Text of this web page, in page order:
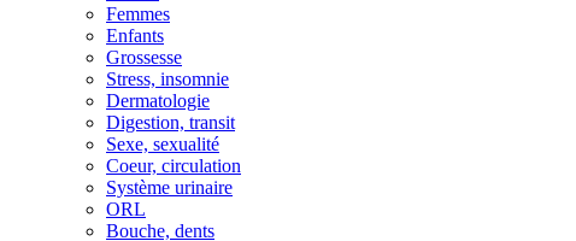
Femmes
Enfants
Grossesse
Stress, insomnie
Dermatologie
Digestion, transit
Sexe, sexualité
Coeur, circulation
Système urinaire
ORL
Bouche, dents